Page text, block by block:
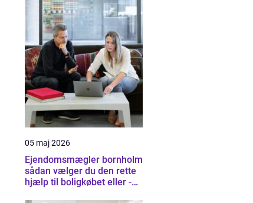
05 maj 2026
Ejendomsmægler bornholm
sådan vælger du den rette
hjælp til boligkøbet eller -